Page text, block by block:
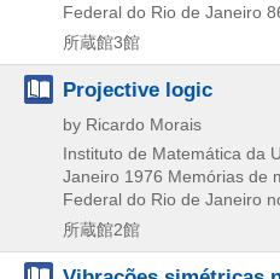
Federal do Rio de Janeiro
所蔵館3館
Projective logic
by Ricardo Morais
Instituto de Matemática da
Janeiro 1976 Memórias de
Federal do Rio de Janeiro
所蔵館2館